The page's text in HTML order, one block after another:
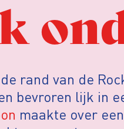
rand van de
bevroren lijk in
maakte over een